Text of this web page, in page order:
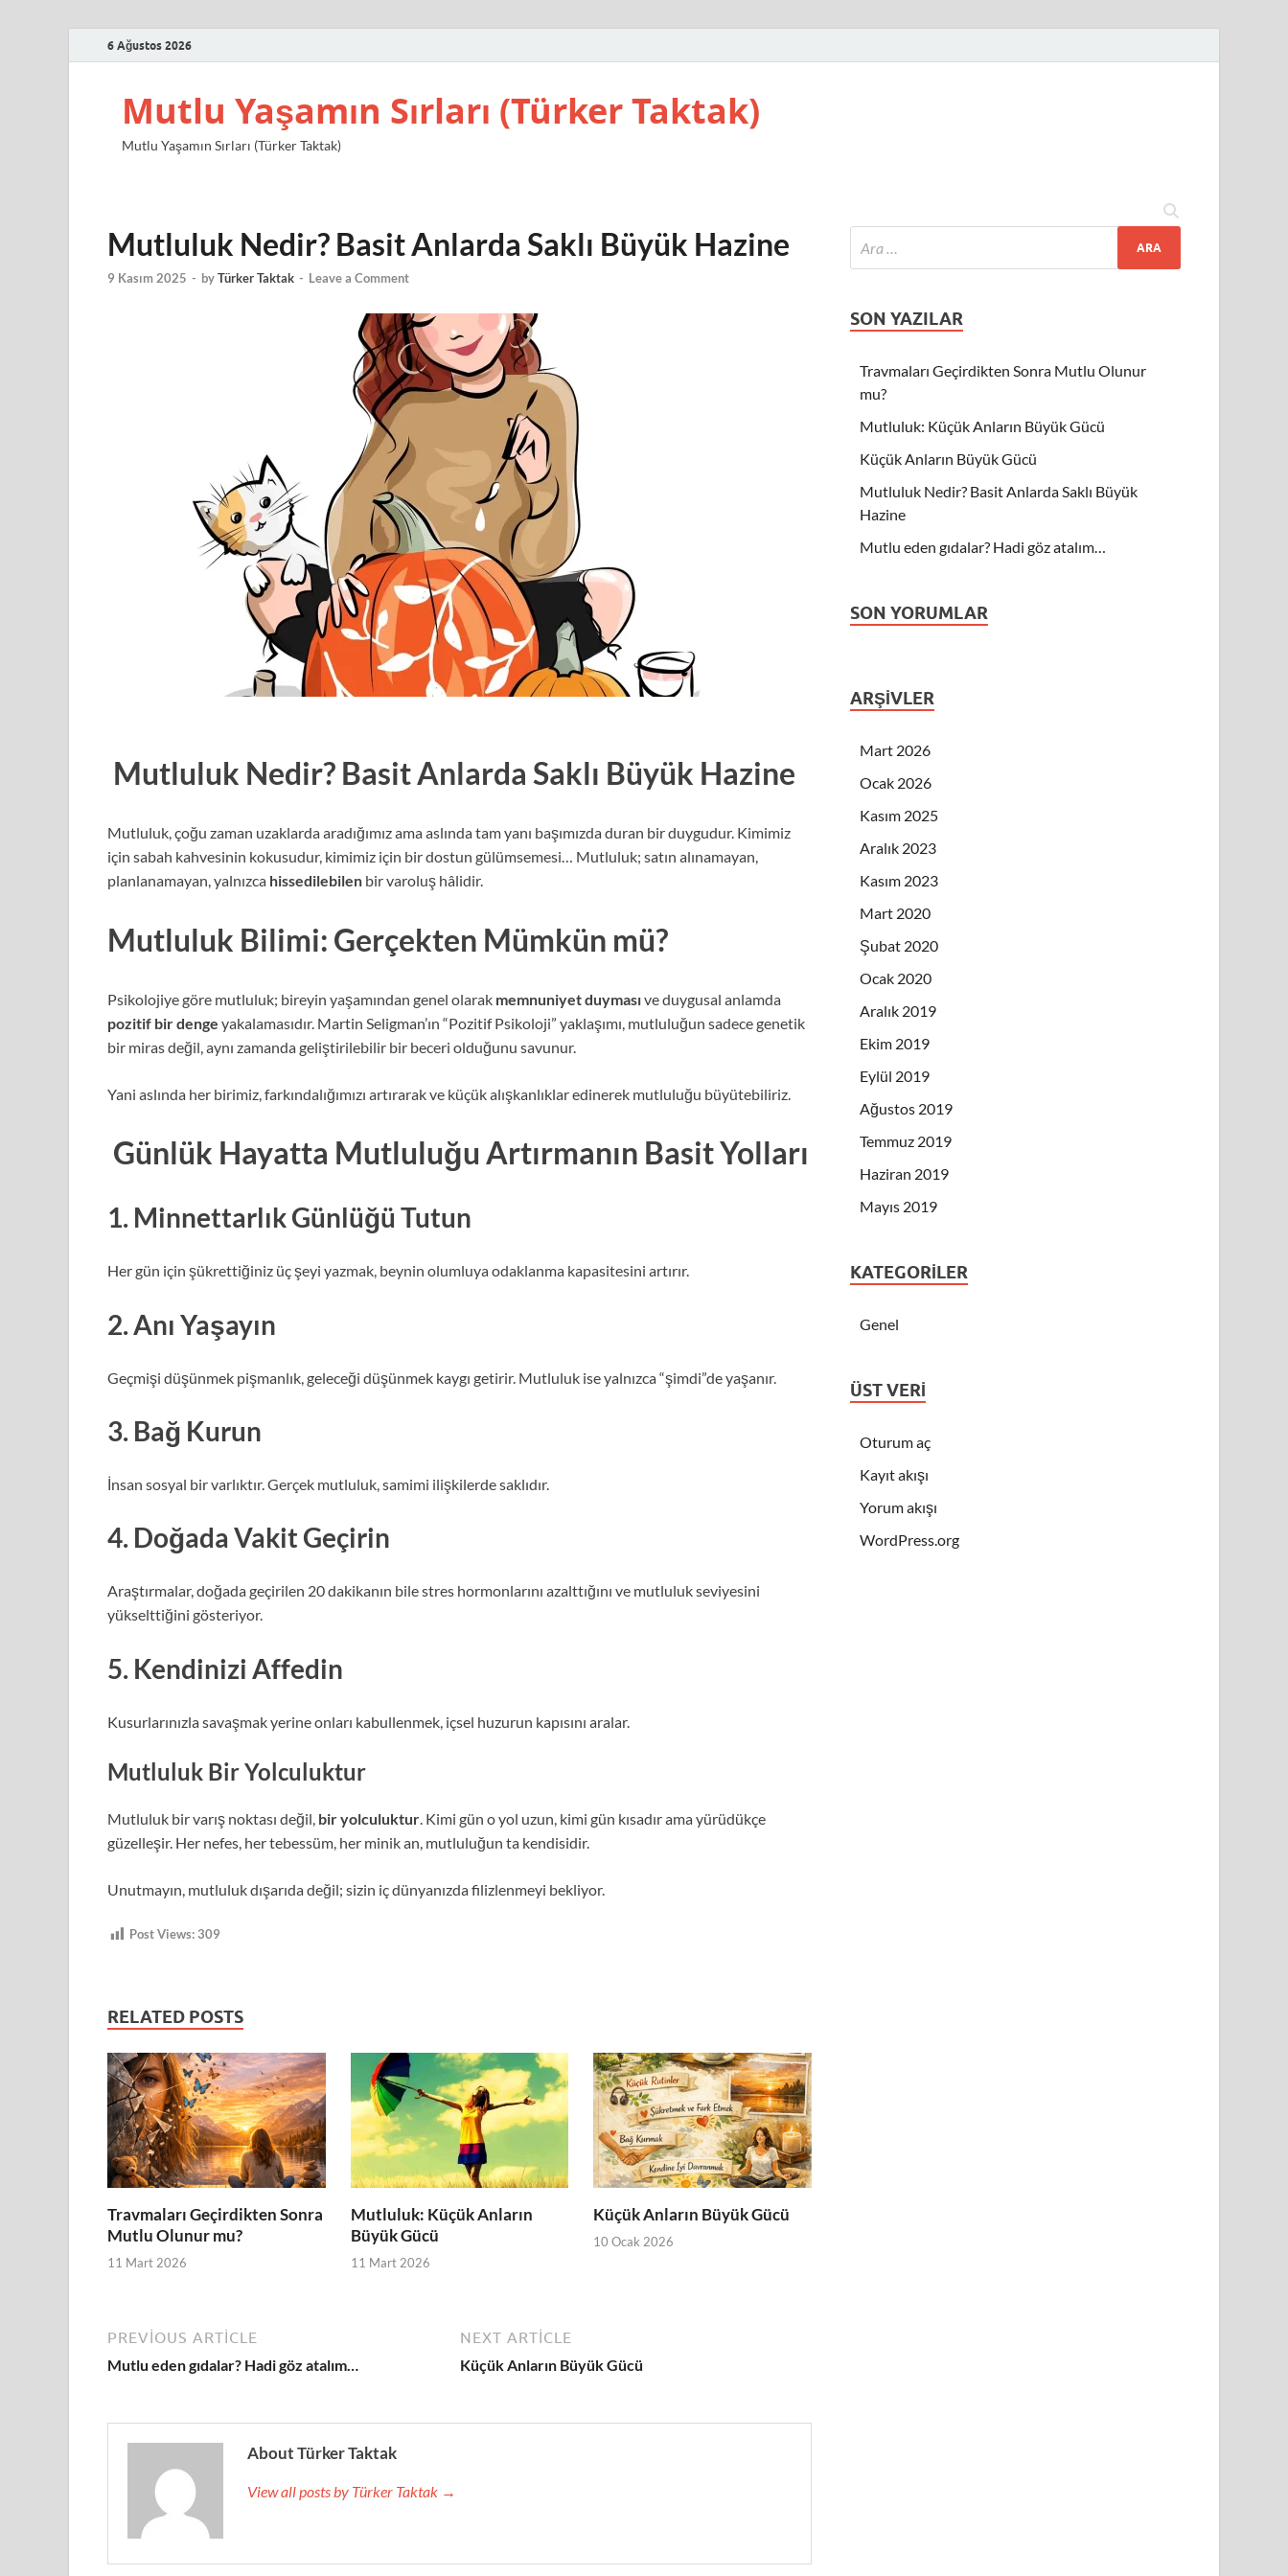
6 Ağustos 2026
Mutlu Yaşamın Sırları (Türker Taktak)
Mutlu Yaşamın Sırları (Türker Taktak)
Mutluluk Nedir? Basit Anlarda Saklı Büyük Hazine
9 Kasım 2025 - byTürker Taktak - Leave a Comment
Mutluluk Nedir? Basit Anlarda Saklı Büyük Hazine
Mutluluk, çoğu zaman uzaklarda aradığımız ama aslında tam yanı başımızda duran bir duygudur. Kimimiz
için sabah kahvesinin kokusudur, kimimiz için bir dostun gülümsemesi… Mutluluk; satın alınamayan,
planlanamayan, yalnızca hissedilebilen bir varoluş hâlidir.
Mutluluk Bilimi: Gerçekten Mümkün mü?
Psikolojiye göre mutluluk; bireyin yaşamından genel olarak memnuniyet duymasıve duygusal anlamda
pozitif bir denge yakalamasıdır. Martin Seligman’ın “Pozitif Psikoloji” yaklaşımı, mutluluğun sadece genetik
bir miras değil, aynı zamanda geliştirilebilir bir beceri olduğunu savunur.
Yani aslında her birimiz, farkındalığımızı artırarak ve küçük alışkanlıklar edinerek mutluluğu büyütebiliriz.
Günlük Hayatta Mutluluğu Artırmanın Basit Yolları
1. Minnettarlık Günlüğü Tutun
Her gün için şükrettiğiniz üç şeyi yazmak, beynin olumluya odaklanma kapasitesini artırır.
2.Anı Yaşayın
Geçmişi düşünmek pişmanlık, geleceği düşünmek kaygı getirir. Mutluluk ise yalnızca “şimdi”de yaşanır.
3. Bağ Kurun
İnsan sosyal bir varlıktır. Gerçek mutluluk, samimi ilişkilerde saklıdır.
4. Doğada Vakit Geçirin
Araştırmalar, doğada geçirilen 20 dakikanın bile stres hormonlarını azalttığını ve mutluluk seviyesini
yükselttiğini gösteriyor.
5. Kendinizi Affedin
Kusurlarınızla savaşmak yerine onları kabullenmek, içsel huzurun kapısını aralar.
Mutluluk Bir Yolculuktur
Mutluluk bir varış noktası değil, bir yolculuktur. Kimi gün o yol uzun, kimi gün kısadır ama yürüdükçe
güzelleşir. Her nefes, her tebessüm, her minik an, mutluluğun ta kendisidir.
Unutmayın, mutluluk dışarıda değil; sizin iç dünyanızda filizlenmeyi bekliyor.
Post Views:309
RELATED POSTS
Travmaları Geçirdikten Sonra
Mutlu Olunur mu?
11 Mart 2026
Mutluluk: Küçük Anların
Büyük Gücü
11 Mart 2026
Küçük Anların Büyük Gücü
10 Ocak 2026
PREVIOUS ARTICLE
Mutlu eden gıdalar? Hadi göz atalım…
NEXT ARTICLE
Küçük Anların Büyük Gücü
About Türker Taktak
View all posts by Türker Taktak →
SON YAZILAR
Travmaları Geçirdikten Sonra Mutlu Olunur
mu?
Mutluluk: Küçük Anların Büyük Gücü
Küçük Anların Büyük Gücü
Mutluluk Nedir? Basit Anlarda Saklı Büyük
Hazine
Mutlu eden gıdalar? Hadi göz atalım…
SON YORUMLAR
ARŞIVLER
Mart 2026
Ocak 2026
Kasım 2025
Aralık 2023
Kasım 2023
Mart 2020
Şubat 2020
Ocak 2020
Aralık 2019
Ekim 2019
Eylül 2019
Ağustos 2019
Temmuz 2019
Haziran 2019
Mayıs 2019
KATEGORILER
Genel
ÜST VERI
Oturum aç
Kayıt akışı
Yorum akışı
WordPress.org